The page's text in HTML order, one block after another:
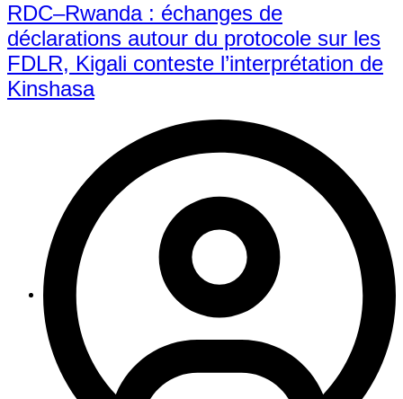
RDC–Rwanda : échanges de
déclarations autour du protocole sur les
FDLR, Kigali conteste l’interprétation de
Kinshasa